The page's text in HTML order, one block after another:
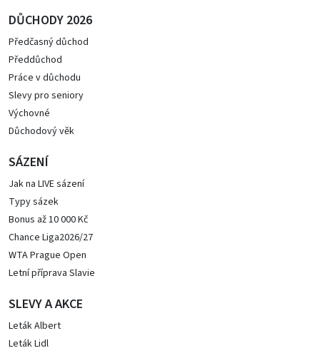
DŮCHODY 2026
Předčasný důchod
Předdůchod
Práce v důchodu
Slevy pro seniory
Výchovné
Důchodový věk
SÁZENÍ
Jak na LIVE sázení
Typy sázek
Bonus až 10 000 Kč
Chance Liga2026/27
WTA Prague Open
Letní příprava Slavie
SLEVY A AKCE
Leták Albert
Leták Lidl